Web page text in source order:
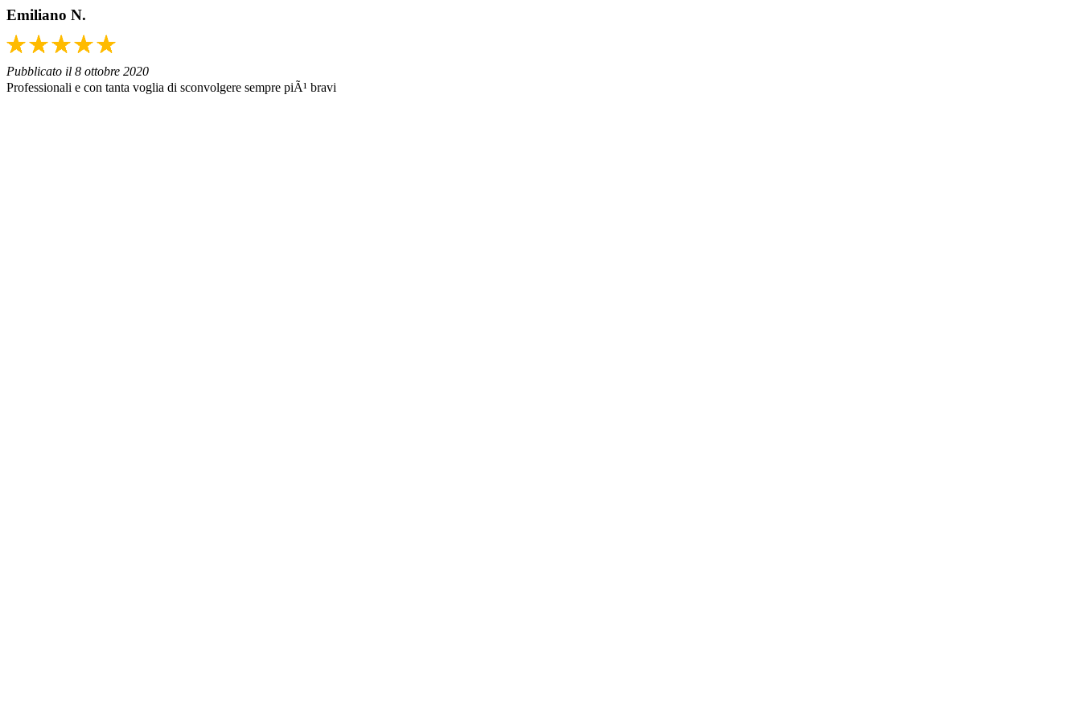
Emiliano N.
Pubblicato il 8 ottobre 2020
Professionali e con tanta voglia di sconvolgere sempre piÃ¹ bravi